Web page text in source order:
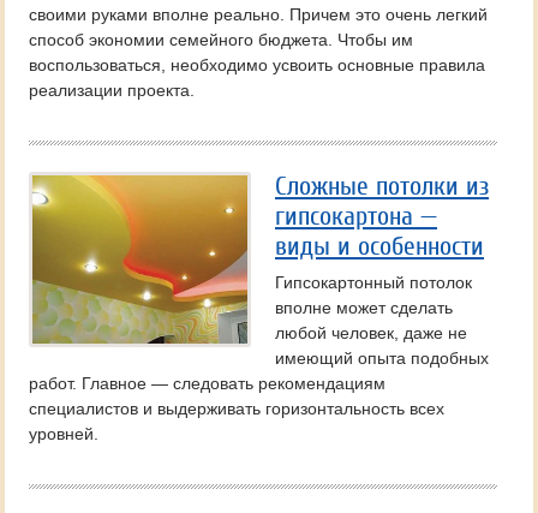
своими руками вполне реально. Причем это очень легкий
способ экономии семейного бюджета. Чтобы им
воспользоваться, необходимо усвоить основные правила
реализации проекта.
Сложные потолки из
гипсокартона —
виды и особенности
Гипсокартонный потолок
вполне может сделать
любой человек, даже не
имеющий опыта подобных
работ. Главное — следовать рекомендациям
специалистов и выдерживать горизонтальность всех
уровней.